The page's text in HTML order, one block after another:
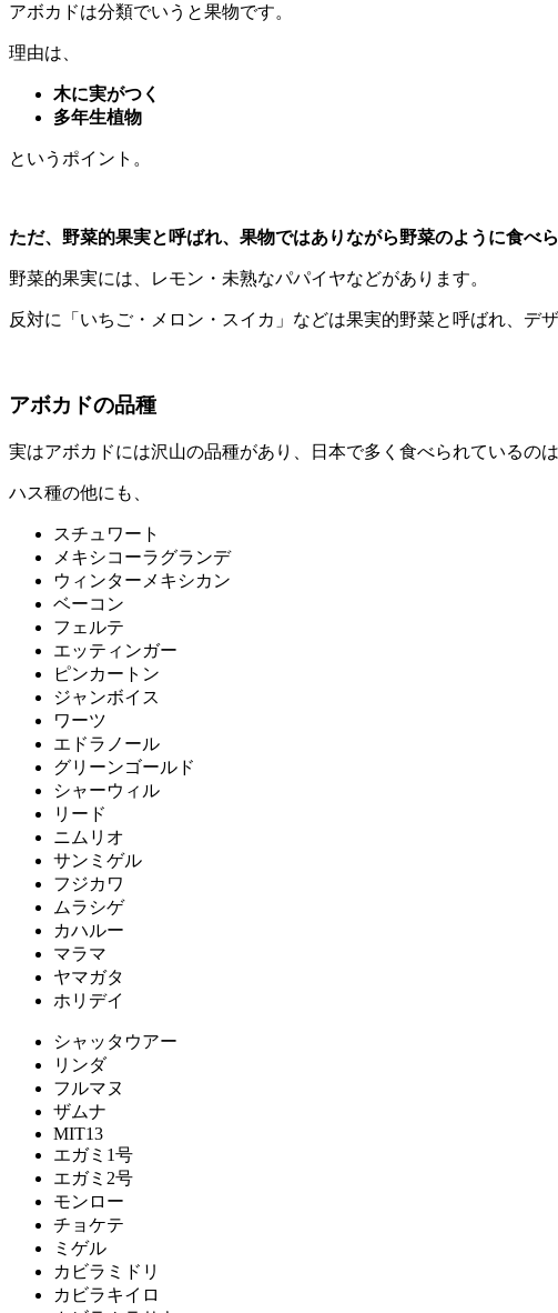
アボカドは分類でいうと果物です。
理由は、
木に実がつく
多年生植物
というポイント。
ただ、野菜的果実と呼ばれ、果物ではありながら野菜のように食べら
野菜的果実には、レモン・未熟なパパイヤなどがあります。
反対に「いちご・メロン・スイカ」などは果実的野菜と呼ばれ、デ
アボカドの品種
実はアボカドには沢山の品種があり、日本で多く食べられているのは
ハス種の他にも、
スチュワート
メキシコーラグランデ
ウィンターメキシカン
ベーコン
フェルテ
エッティンガー
ピンカートン
ジャンボイス
ワーツ
エドラノール
グリーンゴールド
シャーウィル
リード
ニムリオ
サンミゲル
フジカワ
ムラシゲ
カハルー
マラマ
ヤマガタ
ホリデイ
シャッタウアー
リンダ
フルマヌ
ザムナ
MIT13
エガミ1号
エガミ2号
モンロー
チョケテ
ミゲル
カビラミドリ
カビラキイロ